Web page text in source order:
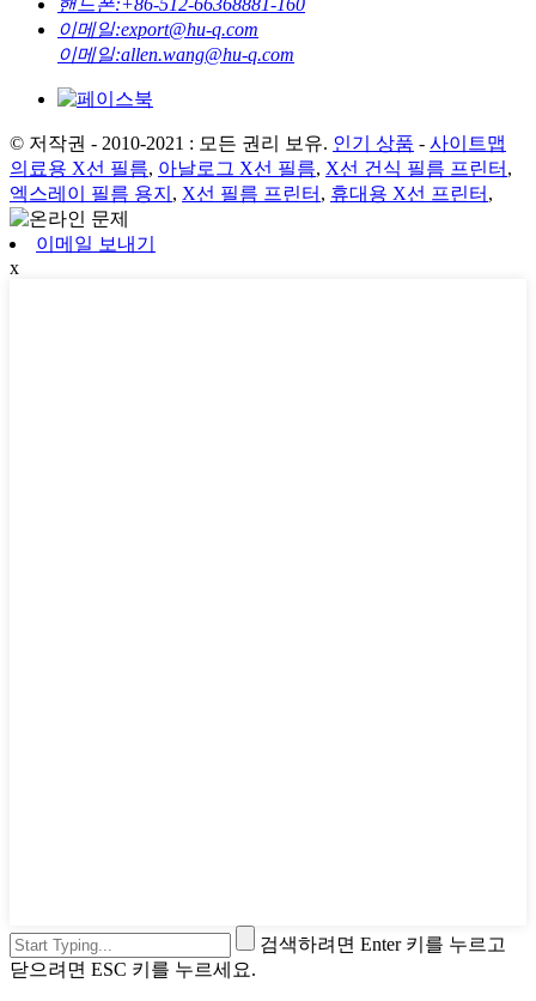
핸드폰:+86-512-66368881-160
이메일:export@hu-q.com
이메일:allen.wang@hu-q.com
© 저작권 - 2010-2021 : 모든 권리 보유. 인기 상품 - 사이트맵
의료용 X선 필름, 아날로그 X선 필름, X선 건식 필름 프린터 ,
엑스레이 필름 용지 , X선 필름 프린터 , 휴대용 X선 프린터 ,
이메일 보내기
x
검색하려면 Enter 키를 누르고
닫으려면 ESC 키를 누르세요.